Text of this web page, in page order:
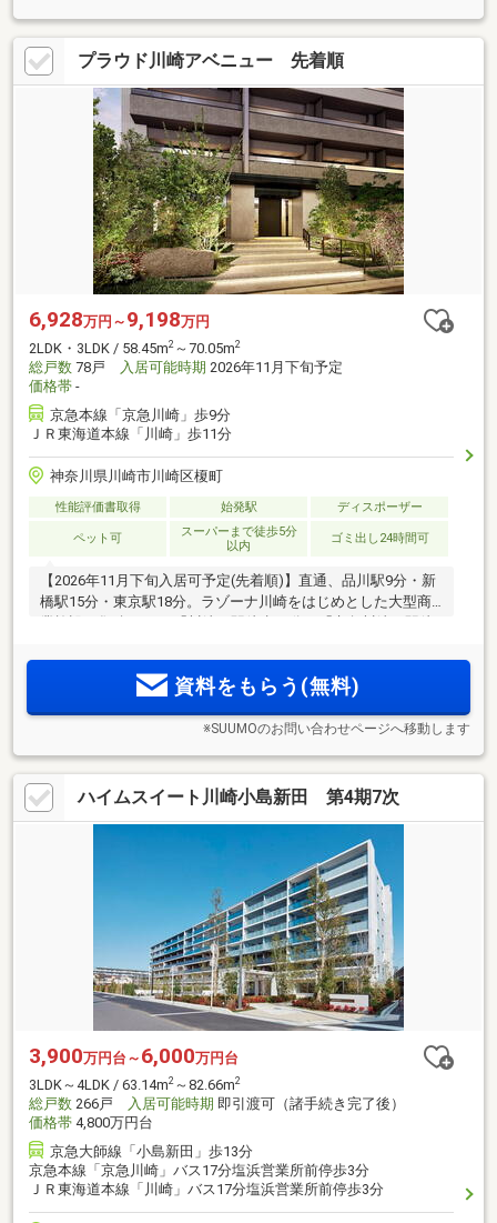
プラウド川崎アベニュー 先着順
6,928万円～ 9,198万円
2LDK・3LDK / 58.45m2 ～70.05m2
総戸数 78戸 入居可能時期 2026年11月下旬予定
価格帯 -
京急本線「京急川崎」歩9分
ＪＲ東海道本線「川崎」歩11分
神奈川県川崎市川崎区榎町
性能評価書取得 始発駅 ディスポーザー
ペット可
スーパーまで徒歩5分
以内
ゴミ出し24時間可
【2026年11月下旬入居可予定(先着順)】直通、品川駅9分・新
橋駅15分・東京駅18分。ラゾーナ川崎をはじめとした大型商
クト。南西向き中心×収納充実の2LDK・3LDK全78邸。上層階
からは開放的な眺望を享受資料をもらう(無料)
※SUUMOのお問い合わせページへ移動します
ハイムスイート川崎小島新田 第4期7次
3,900万円台～ 6,000万円台
3LDK～4LDK / 63.14m2 ～82.66m2
総戸数 266戸 入居可能時期 即引渡可（諸手続き完了後）
価格帯 4,800万円台
京急大師線「小島新田」歩13分
京急本線「京急川崎」バス17分塩浜営業所前停歩3分
ＪＲ東海道本線「川崎」バス17分塩浜営業所前停歩3分